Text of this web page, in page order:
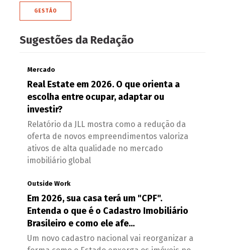
GESTÃO
Sugestões da Redação
Mercado
Real Estate em 2026. O que orienta a
escolha entre ocupar, adaptar ou
investir?
Relatório da JLL mostra como a redução da
oferta de novos empreendimentos valoriza
ativos de alta qualidade no mercado
imobiliário global
Outside Work
Em 2026, sua casa terá um "CPF".
Entenda o que é o Cadastro Imobiliário
Brasileiro e como ele afe...
Um novo cadastro nacional vai reorganizar a